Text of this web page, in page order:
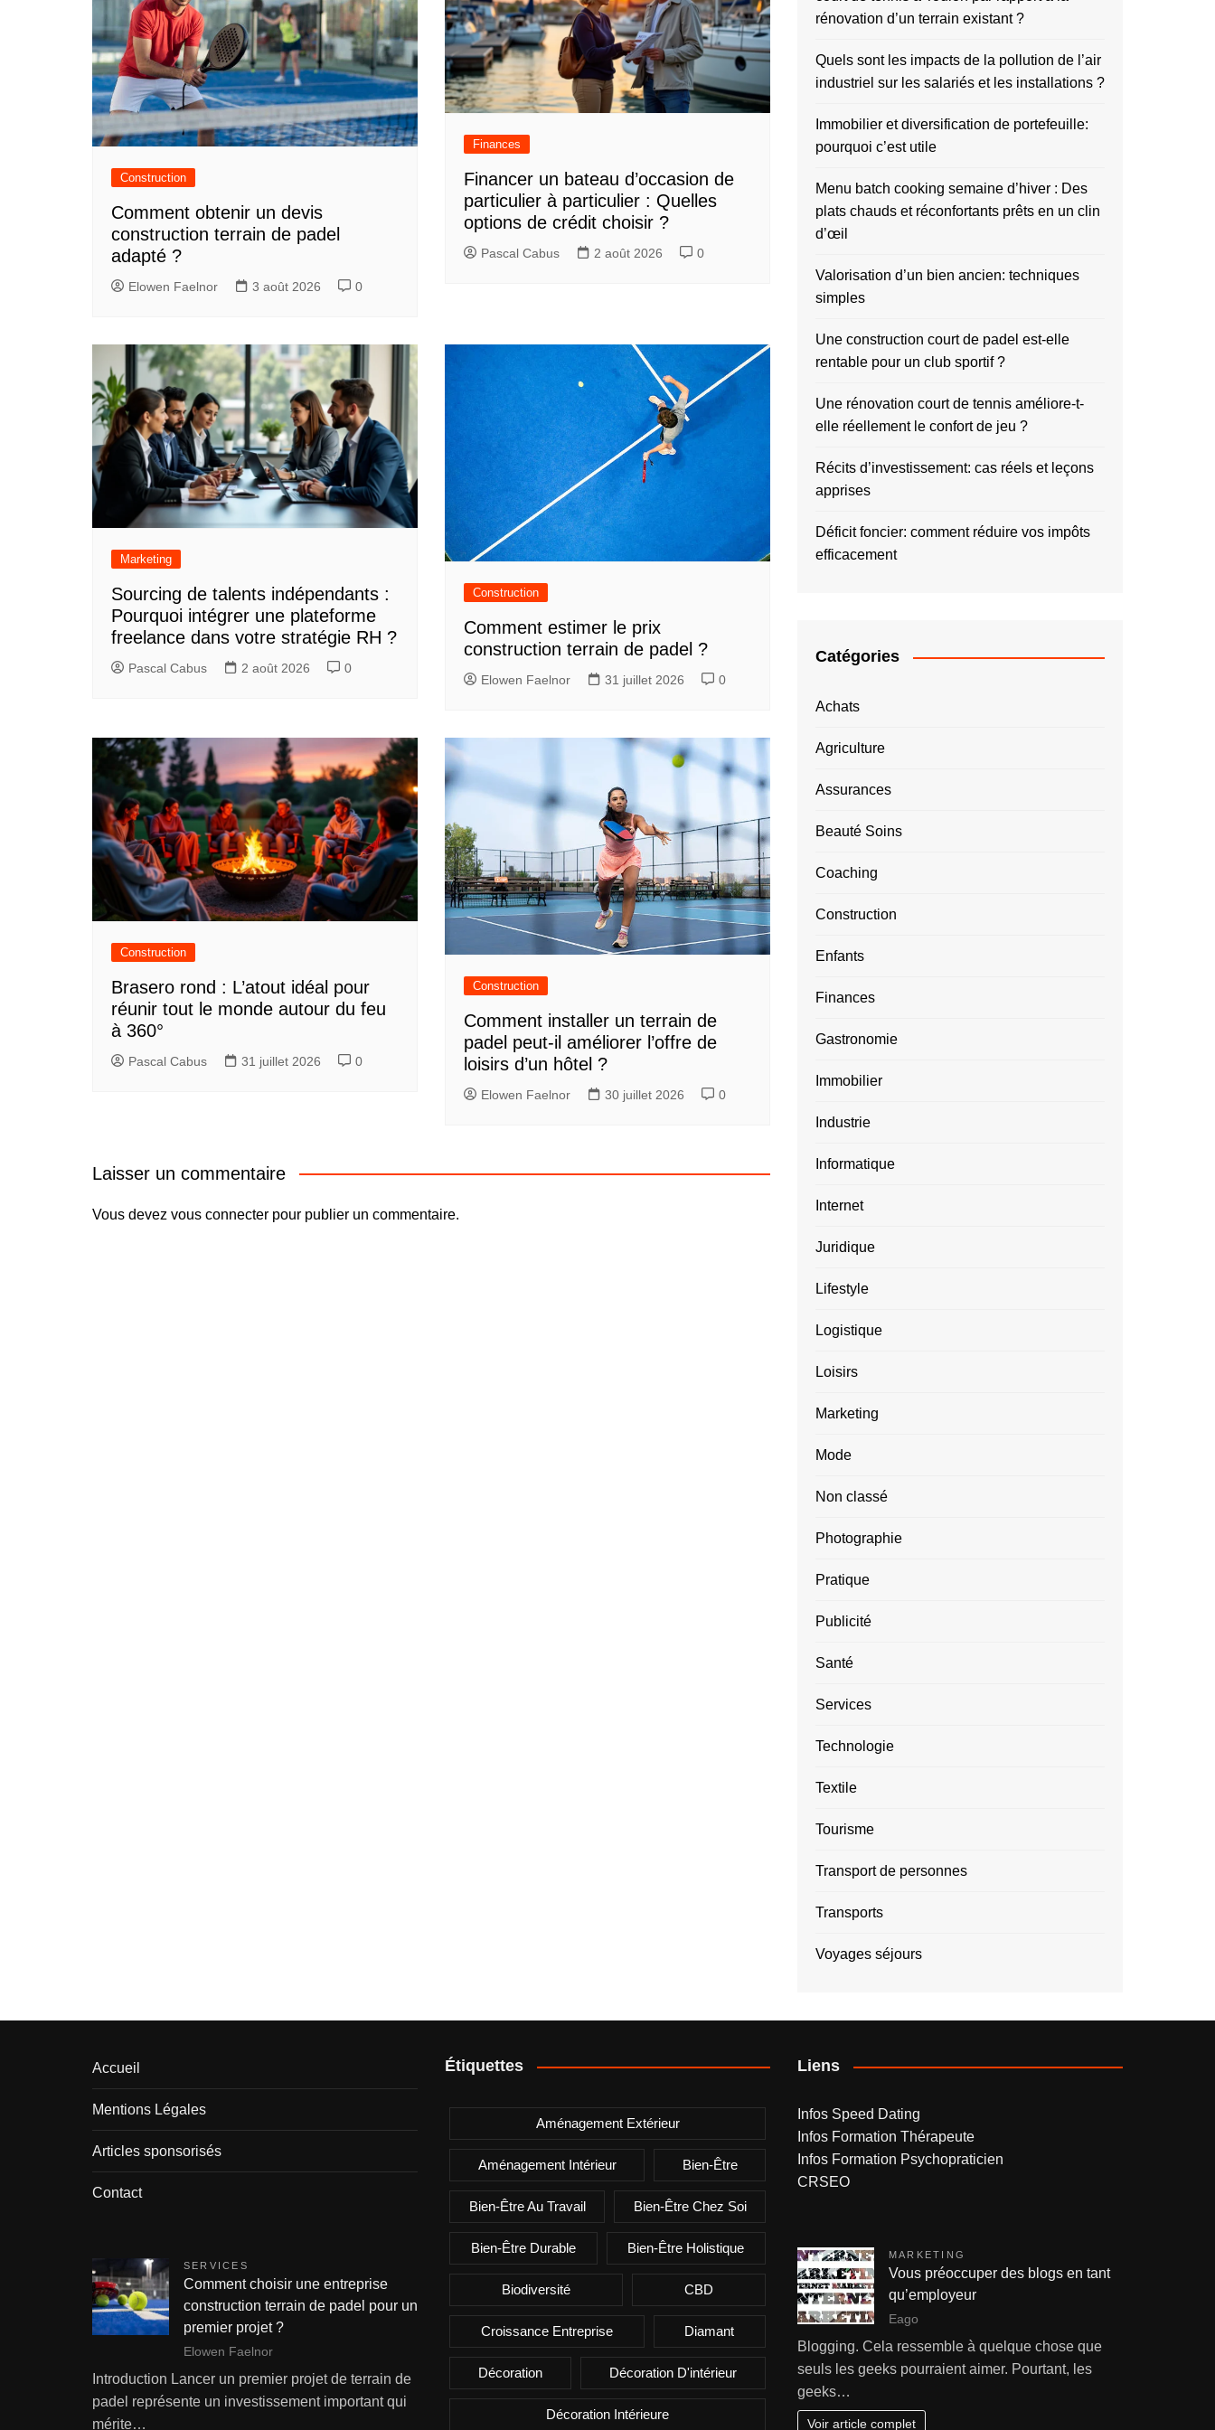
Construction
Comment obtenir un devis
construction terrain de padel
adapté ?
Elowen Faelnor 3 août 2026 0
Finances
Financer un bateau d’occasion de
particulier à particulier : Quelles
options de crédit choisir ?
Pascal Cabus 2 août 2026 0
Marketing
Sourcing de talents indépendants :
Pourquoi intégrer une plateforme
freelance dans votre stratégie RH ?
Pascal Cabus 2 août 2026 0
Construction
Comment estimer le prix
construction terrain de padel ?
Elowen Faelnor 31 juillet 2026 0
Construction
Brasero rond : L’atout idéal pour
réunir tout le monde autour du feu
à 360°
Pascal Cabus 31 juillet 2026 0
Construction
Comment installer un terrain de
padel peut-il améliorer l’offre de
loisirs d’un hôtel ?
Elowen Faelnor 30 juillet 2026 0
Laisser un commentaire
Vous devez vous connecter pour publier un commentaire.
rénovation d’un terrain existant ?
Quels sont les impacts de la pollution de l’air
industriel sur les salariés et les installations ?
Immobilier et diversification de portefeuille:
pourquoi c’est utile
Menu batch cooking semaine d’hiver : Des
plats chauds et réconfortants prêts en un clin
d’œil
Valorisation d’un bien ancien: techniques
simples
Une construction court de padel est-elle
rentable pour un club sportif ?
Une rénovation court de tennis améliore-t-
elle réellement le confort de jeu ?
Récits d’investissement: cas réels et leçons
apprises
Déficit foncier: comment réduire vos impôts
efficacement
Catégories
Achats
Agriculture
Assurances
Beauté Soins
Coaching
Construction
Enfants
Finances
Gastronomie
Immobilier
Industrie
Informatique
Internet
Juridique
Lifestyle
Logistique
Loisirs
Marketing
Mode
Non classé
Photographie
Pratique
Publicité
Santé
Services
Technologie
Textile
Tourisme
Transport de personnes
Transports
Voyages séjours
Accueil
Mentions Légales
Articles sponsorisés
Contact
SERVICES
Comment choisir une entreprise
construction terrain de padel pour un
premier projet ?
Elowen Faelnor
Introduction Lancer un premier projet de terrain de
padel représente un investissement important qui
mérite…
Étiquettes
Aménagement Extérieur
Aménagement Intérieur Bien-Être
Bien-Être Au Travail Bien-Être Chez Soi
Bien-Être Durable Bien-Être Holistique
Biodiversité CBD
Croissance Entreprise Diamant
Décoration Décoration D'intérieur
Décoration Intérieure
Liens
Infos Speed Dating
Infos Formation Thérapeute
Infos Formation Psychopraticien
CRSEO
MARKETING
Vous préoccuper des blogs en tant
qu’employeur
Eago
Blogging. Cela ressemble à quelque chose que
seuls les geeks pourraient aimer. Pourtant, les
geeks…
Voir article complet